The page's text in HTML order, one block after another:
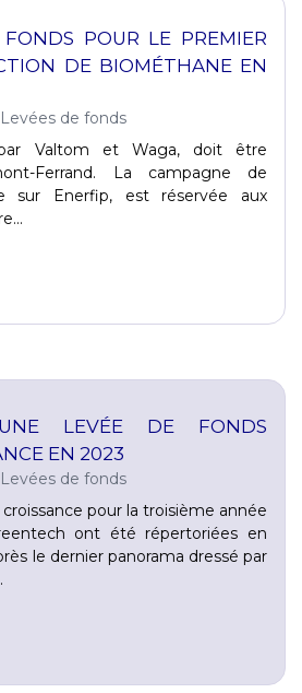
POUR LE PREMIER
DE BIOMÉTHANE EN
Levées de fonds
Valtom et Waga, doit être
Ferrand. La campagne de
sur Enerfip, est réservée aux
UNE LEVÉE DE FONDS
EN 2023
Levées de fonds
pour la troisième année
ont été répertoriées en
le dernier panorama dressé par